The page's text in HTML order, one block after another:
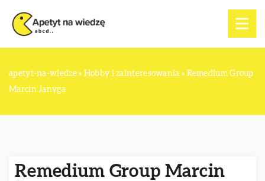
apetyt-na-wiedze» Hobby i zainteresowania » Remedium Group
Marcin Janyga
Remedium Group Marcin